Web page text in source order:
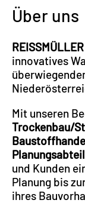
Über uns
REISSMÜLLER
innovatives
Mit unseren
Trockenbau/
und Kunden
Planung bis
ihres